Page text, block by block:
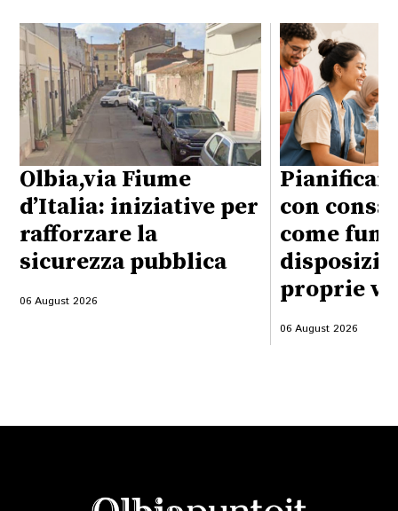
Olbia,via Fiume
d’Italia: iniziative per
rafforzare la
sicurezza pubblica
06 August 2026
con
come
proprie
06 August 2026